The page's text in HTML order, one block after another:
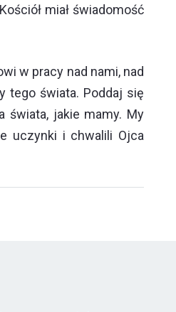
miał świadomość
w pracy nad nami, nad
tego świata. Poddaj się
świata, jakie mamy. My
uczynki i chwalili Ojca